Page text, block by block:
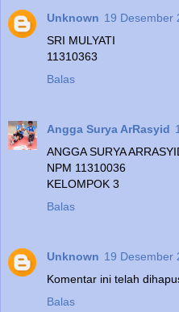
Unknown 19 Desember
SRI MULYATI
11310363
Balas
Angga Surya ArRasyid
ANGGA SURYA
NPM 11310036
KELOMPOK 3
Balas
Unknown 19 Desember
Komentar ini telah
Balas